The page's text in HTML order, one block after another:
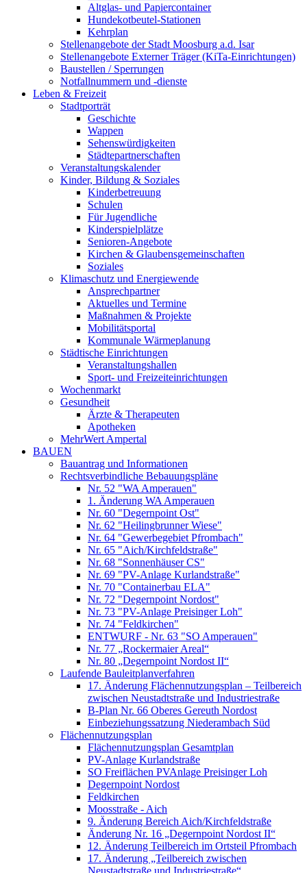
Altglas- und Papiercontainer
Hundekotbeutel-Stationen
Kehrplan
Stellenangebote der Stadt Moosburg a.d. Isar
Stellenangebote Externer Träger (KiTa-Einrichtungen)
Baustellen / Sperrungen
Notfallnummern und -dienste
Leben & Freizeit
Stadtporträt
Geschichte
Wappen
Sehenswürdigkeiten
Städtepartnerschaften
Veranstaltungskalender
Kinder, Bildung & Soziales
Kinderbetreuung
Schulen
Für Jugendliche
Kinderspielplätze
Senioren-Angebote
Kirchen & Glaubensgemeinschaften
Soziales
Klimaschutz und Energiewende
Ansprechpartner
Aktuelles und Termine
Maßnahmen & Projekte
Mobilitätsportal
Kommunale Wärmeplanung
Städtische Einrichtungen
Veranstaltungshallen
Sport- und Freizeiteinrichtungen
Wochenmarkt
Gesundheit
Ärzte & Therapeuten
Apotheken
MehrWert Ampertal
BAUEN
Bauantrag und Informationen
Rechtsverbindliche Bebauungspläne
Nr. 52 "WA Amperauen"
1. Änderung WA Amperauen
Nr. 60 "Degernpoint Ost"
Nr. 62 "Heilingbrunner Wiese"
Nr. 64 "Gewerbegebiet Pfrombach"
Nr. 65 "Aich/Kirchfeldstraße"
Nr. 68 "Sonnenhäuser CS"
Nr. 69 "PV-Anlage Kurlandstraße"
Nr. 70 "Containerbau ELA"
Nr. 72 "Degernpoint Nordost"
Nr. 73 "PV-Anlage Preisinger Loh"
Nr. 74 "Feldkirchen"
ENTWURF - Nr. 63 "SO Amperauen"
Nr. 77 „Rockermaier Areal“
Nr. 80 „Degernpoint Nordost II“
Laufende Bauleitplanverfahren
17. Änderung Flächennutzungsplan – Teilbereich
zwischen Neustadtstraße und Industriestraße
B-Plan Nr. 66 Oberes Gereuth Nordost
Einbeziehungssatzung Niederambach Süd
Flächennutzungsplan
Flächennutzungsplan Gesamtplan
PV-Anlage Kurlandstraße
SO Freiflächen PV­Anlage Preisinger Loh
Degernpoint Nordost
Feldkirchen
Moosstraße - Aich
9. Änderung Bereich Aich/Kirchfeldstraße
Änderung Nr. 16 „Degernpoint Nordost II“
12. Änderung Teilbereich im Ortsteil Pfrombach
17. Änderung „Teilbereich zwischen
Neustadtstraße und Industriestraße“